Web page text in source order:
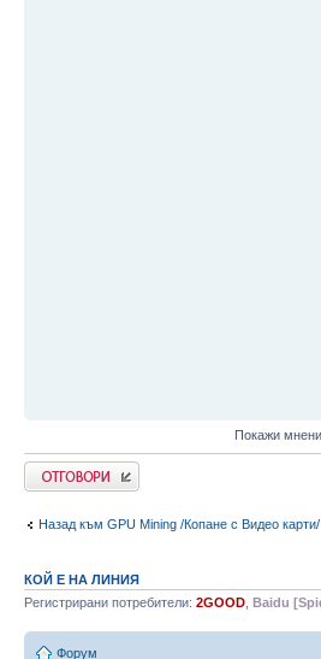
Покажи
Напиши коментар
Назад към GPU Mining /Копане с Видео карти/
КОЙ Е НА ЛИНИЯ
Регистрирани потребители: 2GOOD Baidu
Форум